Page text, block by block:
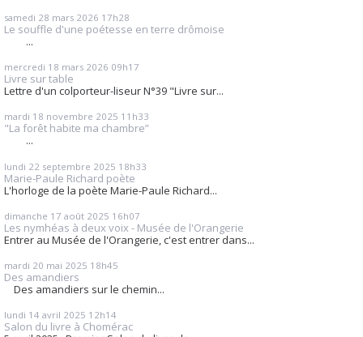
samedi 28 mars 2026 17h28
Le souffle d'une poétesse en terre drômoise
...
mercredi 18 mars 2026 09h17
Livre sur table
Lettre d'un colporteur-liseur N°39 "Livre sur...
mardi 18 novembre 2025 11h33
"La forêt habite ma chambre”
...
lundi 22 septembre 2025 18h33
Marie-Paule Richard poète
L'horloge de la poète Marie-Paule Richard...
dimanche 17 août 2025 16h07
Les nymhéas à deux voix - Musée de l'Orangerie
Entrer au Musée de l'Orangerie, c'est entrer dans...
mardi 20 mai 2025 18h45
Des amandiers
Des amandiers sur le chemin...
lundi 14 avril 2025 12h14
Salon du livre à Chomérac